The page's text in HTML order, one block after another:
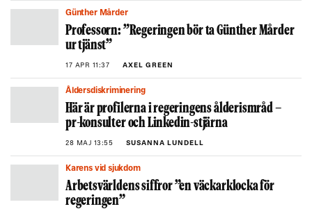
Günther Mårder
Professorn: ”Regeringen bör ta Günther Mårder
ur tjänst”
17 APR 11:37 AXEL GREEN
Åldersdiskriminering
Här är profilerna i regeringens ålderismråd –
pr-konsulter och Linkedin-stjärna
28 MAJ 13:55 SUSANNA LUNDELL
Karens vid sjukdom
Arbetsvärldens siffror ”en väckarklocka för
regeringen”